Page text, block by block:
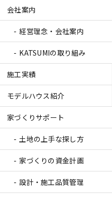
会社案内
経営理念・会社案内
KATSUMIの取り組み
施工実績
モデルハウス紹介
家づくりサポート
土地の上手な探し方
家づくりの資金計画
設計・施工品質管理